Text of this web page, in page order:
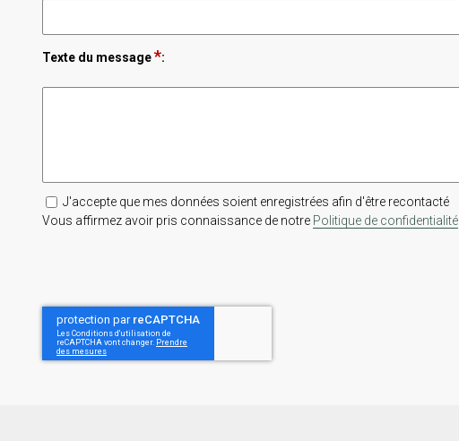
Texte du message*:
J'accepte que mes données soient enregistrées afin d'être recontacté
Vous affirmez avoir pris connaissance de notre Politique de confidentialité